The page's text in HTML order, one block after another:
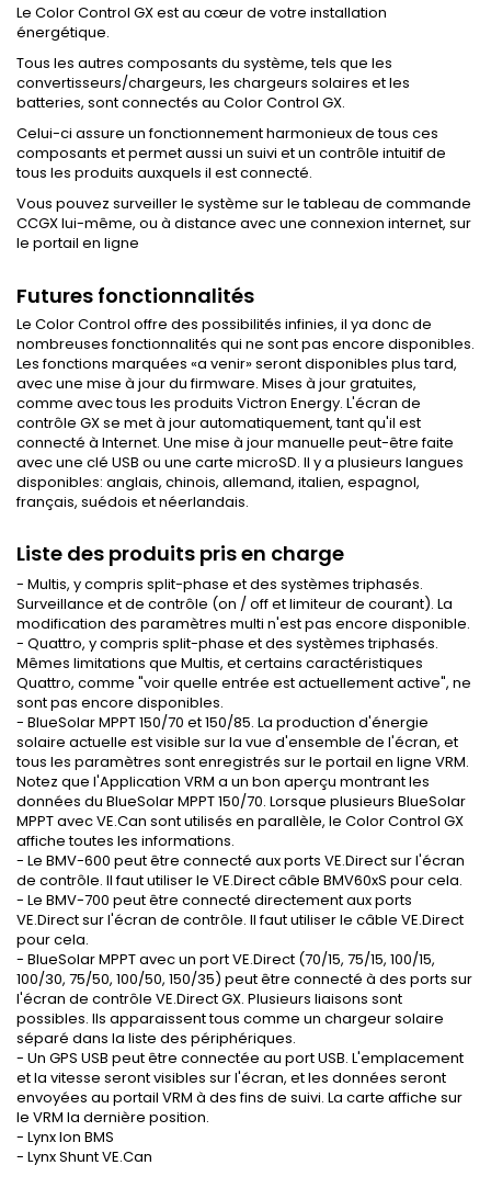
Le Color Control GX est au cœur de votre installation
énergétique.
Tous les autres composants du système, tels que les
convertisseurs/chargeurs, les chargeurs solaires et les
batteries, sont connectés au Color Control GX.
Celui-ci assure un fonctionnement harmonieux de tous ces
composants et permet aussi un suivi et un contrôle intuitif de
tous les produits auxquels il est connecté.
Vous pouvez surveiller le système sur le tableau de commande
CCGX lui-même, ou à distance avec une connexion internet, sur
le portail en ligne
Futures fonctionnalités
Le Color Control offre des possibilités infinies, il ya donc de
nombreuses fonctionnalités qui ne sont pas encore disponibles.
Les fonctions marquées «a venir» seront disponibles plus tard,
avec une mise à jour du firmware. Mises à jour gratuites,
comme avec tous les produits Victron Energy. L'écran de
contrôle GX se met à jour automatiquement, tant qu'il est
connecté à Internet. Une mise à jour manuelle peut-être faite
avec une clé USB ou une carte microSD. Il y a plusieurs langues
disponibles: anglais, chinois, allemand, italien, espagnol,
français, suédois et néerlandais.
Liste des produits pris en charge
- Multis, y compris split-phase etdes systèmes triphasés.
Surveillance et de contrôle (on / offetlimiteur de courant). La
modification des paramètres multi n'est pas encore disponible.
- Quattro, y compris split-phase etdes systèmes triphasés.
Mêmes limitations que Multis, et certains caractéristiques
Quattro, comme "voirquelle entrée est actuellement active", ne
sont pas encore disponibles.
- BlueSolarMPPT150/70 et150/85. La production d'énergie
solaire actuelle estvisible surla vue d'ensemble de l'écran, et
tous les paramètres sont enregistrés sur le portail en ligne VRM.
Notez que l'Application VRM a un bon aperçu montrantles
données du BlueSolarMPPT150/70. Lorsque plusieurs BlueSolar
MPPTavecVE.Can sont utilisés en parallèle, le Color Control GX
affiche toutes les informations.
- Le BMV-600 peut être connecté aux ports VE.Directsur ​​l'écran
de contrôle. Il faut utiliser le VE.Directcâble BMV60xS pour cela.
- Le BMV-700 peut être connecté directementaux ports
VE.Directsur ​​l'écran de contrôle. Il faut utiliserle câble VE.Direct
pour cela.
- BlueSolarMPPTavecun portVE.Direct (70/15, 75/15, 100/15,
100/30, 75/50, 100/50, 150/35) peut être connecté à des ports sur
l'écran de contrôle VE.DirectGX. Plusieurs liaisons sont
possibles. Ils apparaissent tous comme un chargeur solaire
séparé dans la liste des périphériques.
- Un GPS USB peut être connectée au portUSB. L'emplacement
et la vitesse seront visibles surl'écran, etles données seront
envoyées au portail VRM à des fins de suivi. La carte affiche sur
le VRM la dernière position.
- LynxIon BMS
- LynxShuntVE.Can